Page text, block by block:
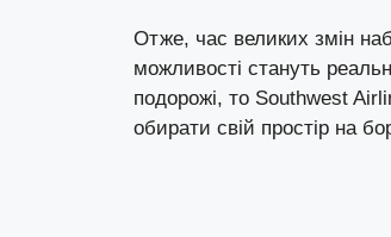
Отже, час великих змін
можливості стануть
подорожі, то Southwest
обирати свій простір на